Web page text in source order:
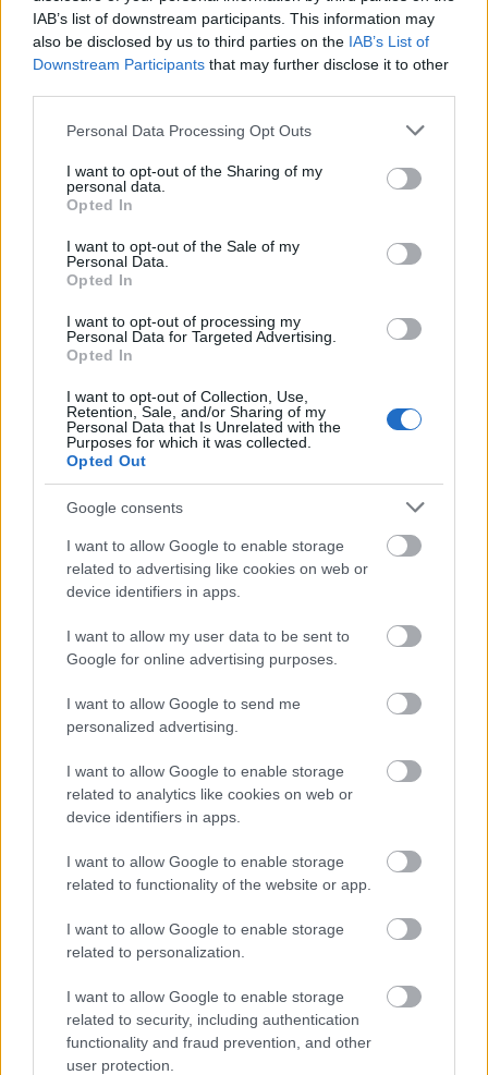
IAB’s list of downstream participants. This information may
also be disclosed by us to third parties on the IAB’s List of
Downstream Participants that may further disclose it to other
Please note that this website/app uses one or more Google
not limited to your visit or usage behaviour. You may click to
grant or deny consent to Google and its third-party tags to
use your data for below specified purposes in below Google
consent section.
Personal Data Processing Opt Outs
I want to opt-out of the Sharing of my
personal data.
Opted In
I want to opt-out of the Sale of my
Personal Data.
Opted In
I want to opt-out of processing my
Personal Data for Targeted Advertising.
Opted In
I want to opt-out of Collection, Use,
Retention, Sale, and/or Sharing of my
Personal Data that Is Unrelated with the
Purposes for which it was collected.
Opted Out
Google consents
I want to allow Google to enable storage
related to advertising like cookies on web or
device identifiers in apps.
I want to allow my user data to be sent to
Google for online advertising purposes.
I want to allow Google to send me
personalized advertising.
I want to allow Google to enable storage
related to analytics like cookies on web or
device identifiers in apps.
I want to allow Google to enable storage
related to functionality of the website or app.
I want to allow Google to enable storage
related to personalization.
I want to allow Google to enable storage
related to security, including authentication
functionality and fraud prevention, and other
user protection.
figyelemmel fogadták a nagyhatalmak
vezetői, mint például Mao Ce-tung
Pekingben, Carter amerikai elnök vagy II.
Erzsébet angol királynő, egyetemek
demoralizálta a román értelmiséget" - fejtette
ki Szőcs Géza.
Andrei Ujicã, a karlsruhei egyetem tanára, aki
1981-ben, 30 évesen emigrált
Németországba kifejtette, hogy Ceauºescu
műveletlen ember volt, de hatalomvágya
óriási, született tehetsége volt a
külpolitikához és 1968 és 1978 között ő volt a
sztár a nemzetközi porondon.
"Pojáca volt, ravasz és érzéke volt a hatalom
megtartásához" jegyezte meg Szőcs Géza.
Fölhozta a román és a kelet-európai
művészek nagy adósságát, hogy megírják,
filmre vigyék a súlyos igazságokat arról, hogy
"mi történt velünk, mibe léptünk át a
forradalmak és rendszerváltás után".
Budapest Erdély Dokumentumfilm
LÉTEZIK GYÓGYÍTÓ MÚZEUM?!